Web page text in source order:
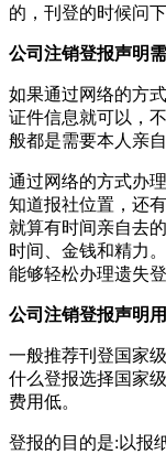
的，刊登的时候问
公司注销登报声明
如果通过网络的方
证件信息就可以，
般都是需要本人亲自
通过网络的方式办
知道报社位置，还
就算有时间亲自去
时间、金钱和精力
能够轻松办理遗失登
公司注销登报声明
一般推荐刊登国家
什么登报选择国家
费用低。
登报的目的是:以报